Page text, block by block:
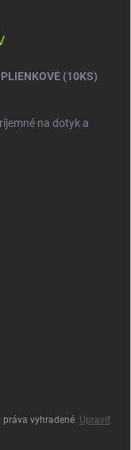
(10KS)
na dotyk a
práva vyhradené. Upraviť